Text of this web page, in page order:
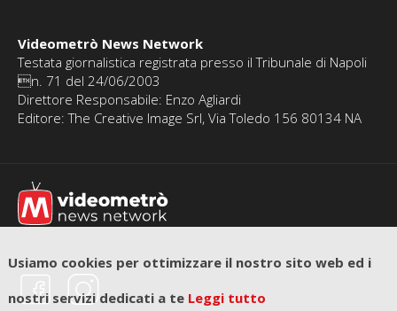
Usiamo cookies per ottimizzare il nostro sito web ed i
nostri servizi dedicati a te Leggi tutto
Videometrò News Network
Testata giornalistica registrata presso il Tribunale di Napoli
n. 71 del 24/06/2003
Direttore Responsabile: Enzo Agliardi
Editore: The Creative Image Srl, Via Toledo 156 80134 NA